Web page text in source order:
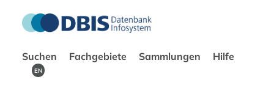
Suchen Fachgebiete Sammlungen Hilfe
EN